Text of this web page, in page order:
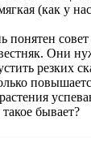
(как у
совет
Они
резких
бывает?